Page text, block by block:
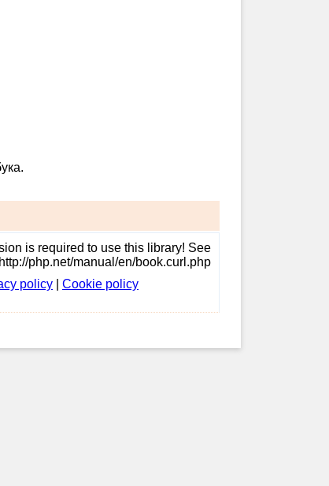
is required to use this library! See
http://php.net/manual/en/book.curl.php
policy Cookie policy